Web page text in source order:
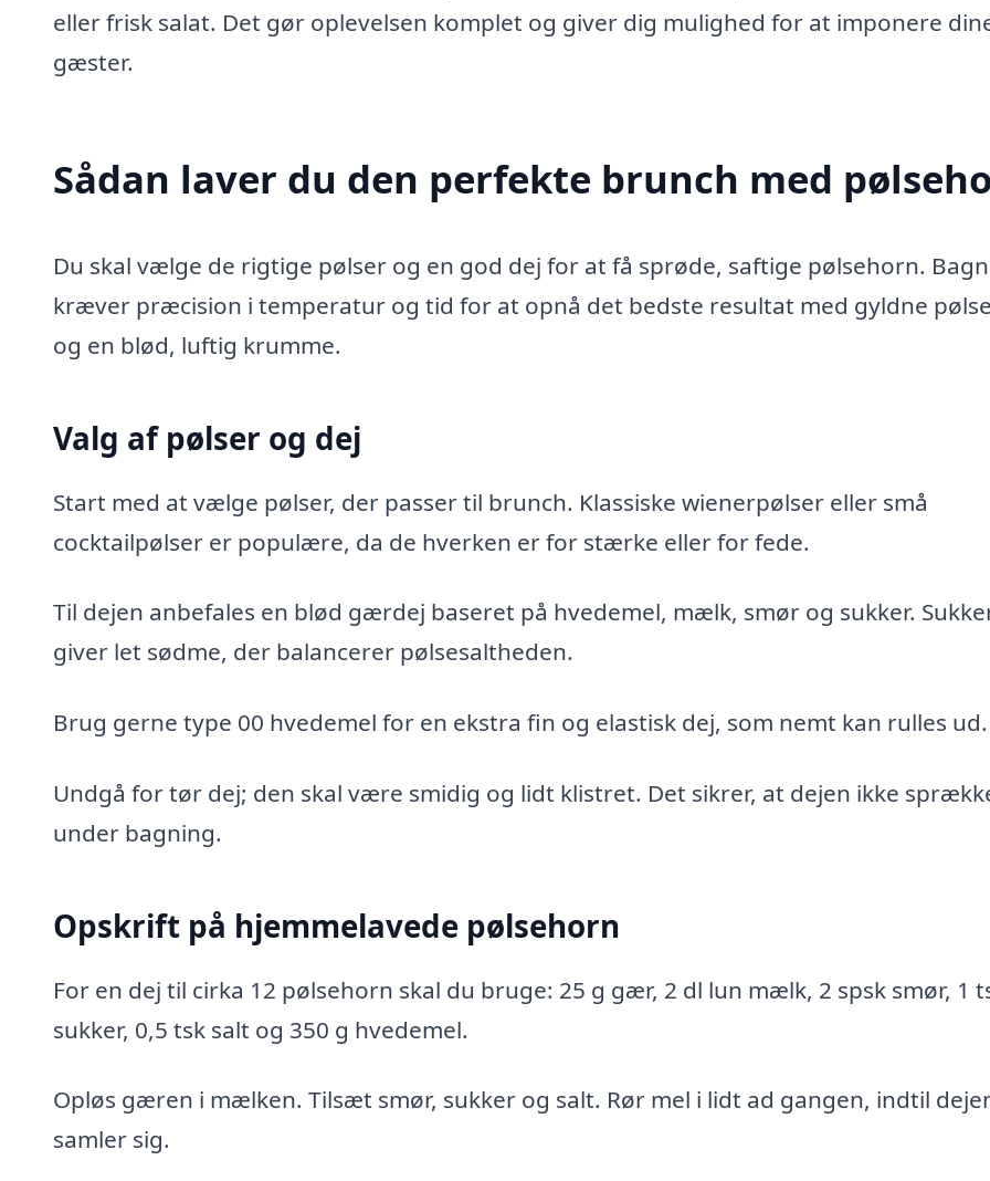
eller frisk salat. Det gør oplevelsen komplet og giver dig mulighed for at imponere
gæster.
Sådan laver du den perfekte brunch med
Du skal vælge de rigtige pølser og en god dej for at få sprøde, saftige pølsehorn.
kræver præcision i temperatur og tid for at opnå det bedste resultat med gyldne
og en blød, luftig krumme.
Valg af pølser og dej
Start med at vælge pølser, der passer til brunch. Klassiske wienerpølser eller små
cocktailpølser er populære, da de hverken er for stærke eller for fede.
Til dejen anbefales en blød gærdej baseret på hvedemel, mælk, smør og sukker.
giver let sødme, der balancerer pølsesaltheden.
Brug gerne type 00 hvedemel for en ekstra fin og elastisk dej, som nemt kan rulles ud.
Undgå for tør dej; den skal være smidig og lidt klistret. Det sikrer, at dejen ikke
under bagning.
Opskrift på hjemmelavede pølsehorn
For en dej til cirka 12 pølsehorn skal du bruge: 25 g gær, 2 dl lun mælk, 2 spsk smør, 1
sukker, 0,5 tsk salt og 350 g hvedemel.
Opløs gæren i mælken. Tilsæt smør, sukker og salt. Rør mel i lidt ad gangen, indtil
samler sig.